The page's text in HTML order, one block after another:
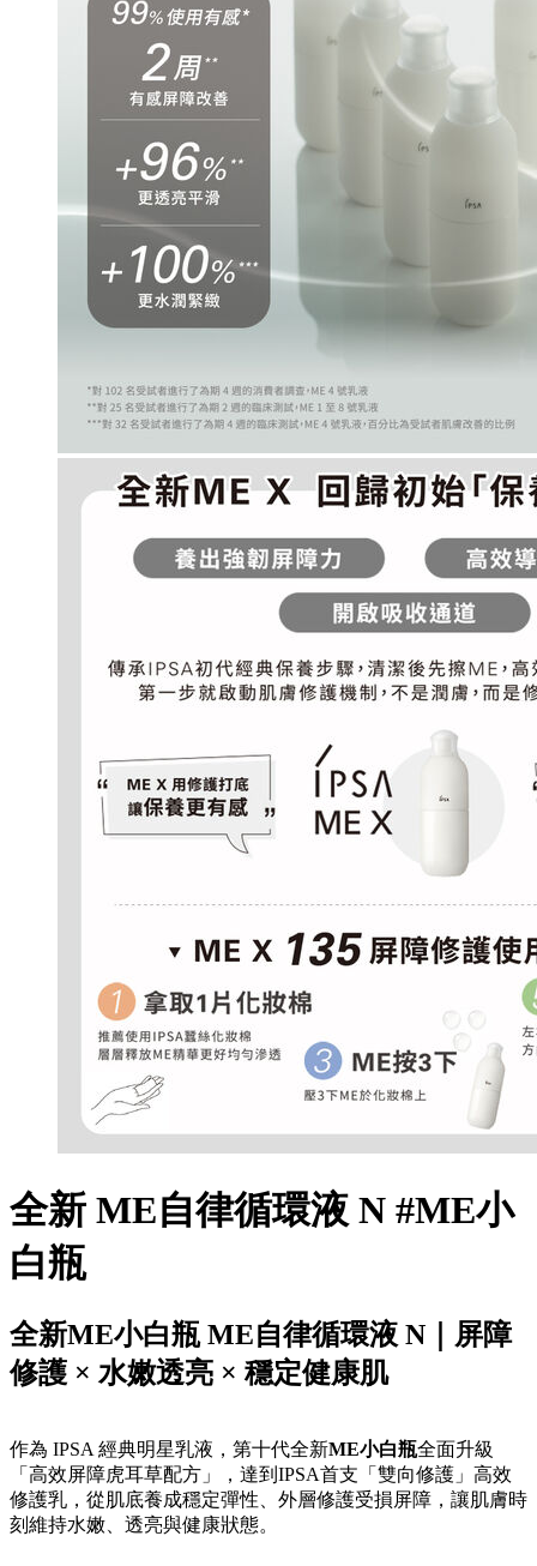
全新 ME自律循環液 N #ME小
白瓶
全新ME小白瓶 ME自律循環液 N｜屏障
修護 × 水嫩透亮 × 穩定健康肌
作為 IPSA 經典明星乳液，第十代全新ME小白瓶全面升級
「高效屏障虎耳草配方」，達到IPSA首支「雙向修護」高效
修護乳，從肌底養成穩定彈性、外層修護受損屏障，讓肌膚時
刻維持水嫩、透亮與健康狀態。